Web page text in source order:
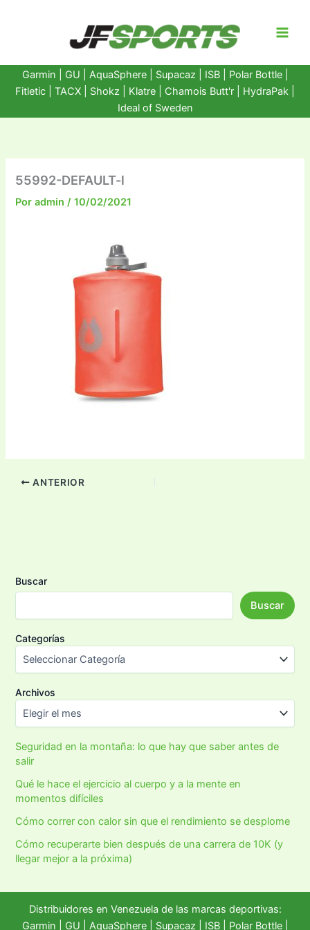
Garmin GU AquaSphere| Supacaz | ISB | Polar Bottle|
Fitletic
TACX Shokz Klatre Chamois Butt'r HydraPak
Ideal of Sweden
55992-DEFAULT-l
Poradmin/10/02/2021
ANTERIOR
Buscar
Buscar
Categorías
Archivos
Seguridad en la montaña: lo que hay que saber antes de
salir
Qué le hace el ejercicio al cuerpo y a la mente en
momentos difíciles
Cómo correr con calor sin que el rendimiento se desplome
Cómo recuperarte bien después de una carrera de 10K (y
llegar mejor a la próxima)
Distribuidores en Venezuela de las marcas deportivas:
Garmin
GU AquaSphere| Supacaz | ISB | Polar Bottle|